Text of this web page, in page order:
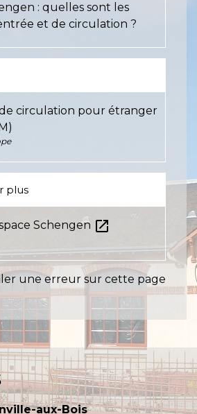
: quelles sont les
et de circulation ?
circulation pour étranger
plus
Schengen open_in_new
une erreur sur cette page
aux-Bois